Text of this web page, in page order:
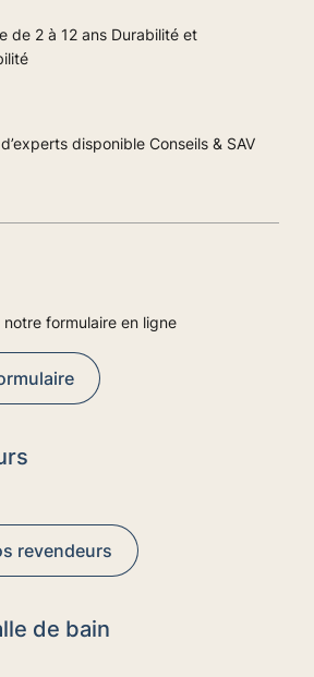
de 2 à 12 ans Durabilité et
disponible Conseils & SAV
formulaire en ligne
revendeurs
de bain